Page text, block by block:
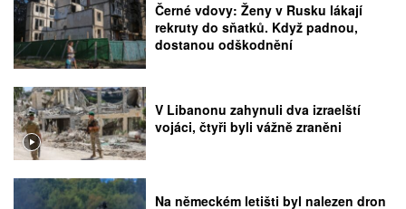
Černé vdovy: Ženy v Rusku lákají
rekruty do sňatků. Když padnou,
dostanou odškodnění
V Libanonu zahynuli dva izraelští
vojáci, čtyři byli vážně zraněni
Na německém letišti byl nalezen dron